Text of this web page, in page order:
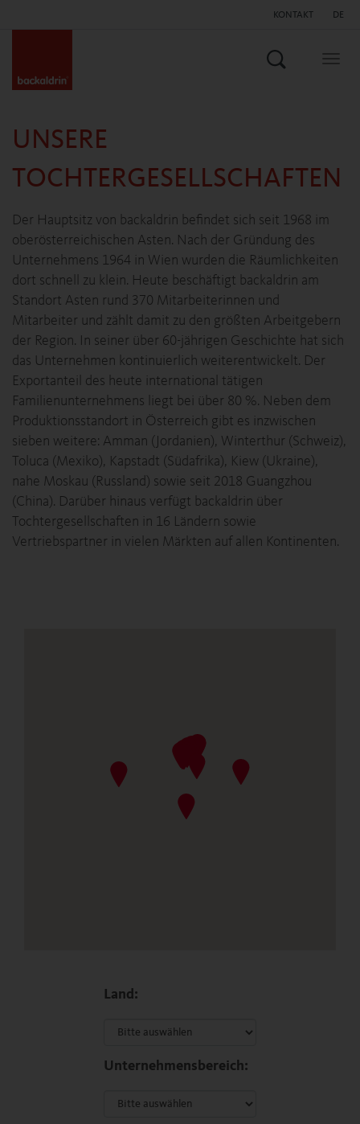
KONTAKT DE
Suchen
UNSERE
TOCHTERGESELLSCHAFTEN
Der Hauptsitz von backaldrin befindet sich seit 1968 im
oberösterreichischen Asten. Nach der Gründung des
Unternehmens 1964 in Wien wurden die Räumlichkeiten
dort schnell zu klein. Heute beschäftigt backaldrin am
Standort Asten rund 370 Mitarbeiterinnen und
Mitarbeiter und zählt damit zu den größten Arbeitgebern
der Region. In seiner über 60-jährigen Geschichte hat sich
das Unternehmen kontinuierlich weiterentwickelt. Der
Exportanteil des heute international tätigen
Familienunternehmens liegt bei über 80 %. Neben dem
Produktionsstandort in Österreich gibt es inzwischen
sieben weitere: Amman (Jordanien), Winterthur (Schweiz),
Toluca (Mexiko), Kapstadt (Südafrika), Kiew (Ukraine),
nahe Moskau (Russland) sowie seit 2018 Guangzhou
(China). Darüber hinaus verfügt backaldrin über
Tochtergesellschaften in 16 Ländern sowie
Vertriebspartner in vielen Märkten auf allen Kontinenten.
Land:
Unternehmensbereich: